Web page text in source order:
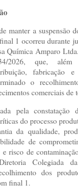
manter a suspensão
1 ocorreu durante
Química Amparo
2026, que,
fabricação
o
comerciais de
pela constatação
do processo
da qualidade,
de
risco de
Colegiada
dos
final 1.